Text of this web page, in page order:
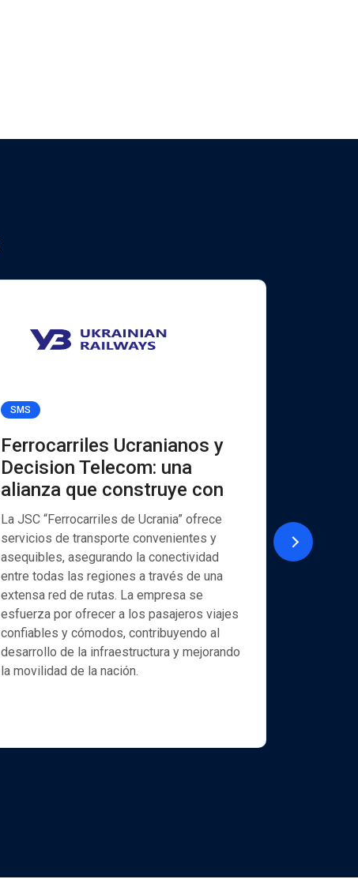
SMS
Ferrocarriles Ucranianos y
Decision Telecom: una
alianza que construye con
La JSC “Ferrocarriles de Ucrania” ofrece
servicios de transporte convenientes y
asequibles, asegurando la conectividad
entre todas las regiones a través de una
extensa red de rutas. La empresa se
esfuerza por ofrecer a los pasajeros viajes
confiables y cómodos, contribuyendo al
desarrollo de la infraestructura y mejorando
la movilidad de la nación.
La